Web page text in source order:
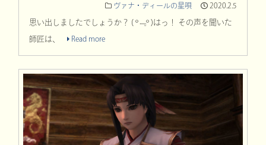
ヴァナ・ディールの星唄 2020.2.5
思い出しましたでしょうか？ ( º﹃º )はっ！ その声を聞いた
師匠は、 Read more